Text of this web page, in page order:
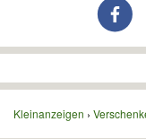
Kleinanzeigen